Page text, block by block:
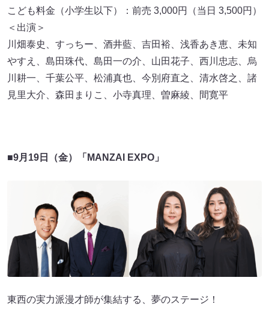
こども料金（小学生以下）：前売 3,000円（当日 3,500円）
＜出演＞
川畑泰史、すっちー、酒井藍、吉田裕、浅香あき恵、未知
やすえ、島田珠代、島田一の介、山田花子、西川忠志、烏
川耕一、千葉公平、松浦真也、今別府直之、清水啓之、諸
見里大介、森田まりこ、小寺真理、曽麻綾、間寛平
■9月19日（金）「MANZAI EXPO」
東西の実力派漫才師が集結する、夢のステージ！